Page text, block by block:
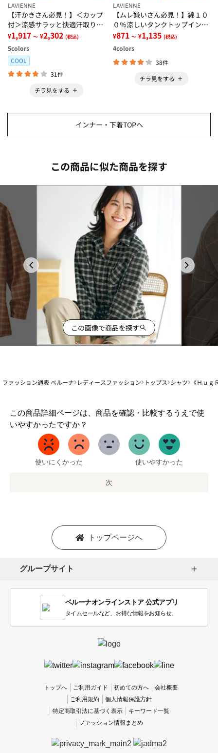
LAVIENNE
【汗かきさん必見！】＜カップ
付＞涼感サラッと快適汗取りタ
ンクトップインナー＜さらりラ
ボ＞
¥1,917 ～ ¥2,302 (税込)
5colors
COOL
31件
チラ見をする
LAVIENNE
【ムレ嫌いさん必見！】綿１０
０％涼しいタンクトップインナ
ー＜さらりラボ＞
¥871 ～ ¥1,135 (税込)
4colors
38件
チラ見をする
インナー・下着TOPへ
この商品に似た商品を探す
この画像で商品を探す
ファッション通販 ベルーナ レディースファッション トップス シャツ 《Ｈｕ
この商品詳細ページは、商品を確認・比較するうえで使
いやすかったですか？
1
か
い
使いにくかった 使いやすかった
次
トップページへ
グループサイト
ベルーナオンラインストア 公式アプリ
タイムセールなど、お得な情報をお知らせ。
トップへ ご利用ガイド 初めての方へ
会社概要
ご利用規約
個人情報保護方針
特定商取引法に基づく表示
キーワード一覧
ファッション情報まとめ